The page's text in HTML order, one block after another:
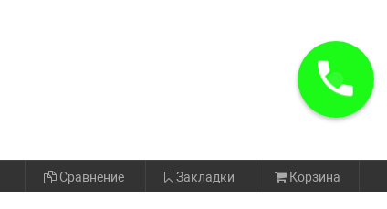
Сравнение Закладки Корзина